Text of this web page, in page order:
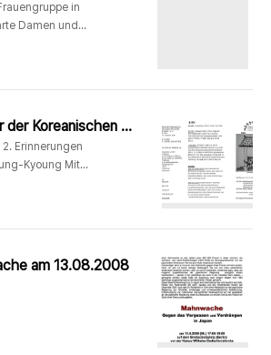
in
Damen und
feiern den 30.
Aktivitäten,
Umfang hätten
für uns
es stets ein..
30. Jubiläumsfeier der Koreanischen Frauengruppe in Deutschland
Erinnerungen
Kyoung Mit
und mit
nicht persönlich,
Nami -
am 13.08.2008